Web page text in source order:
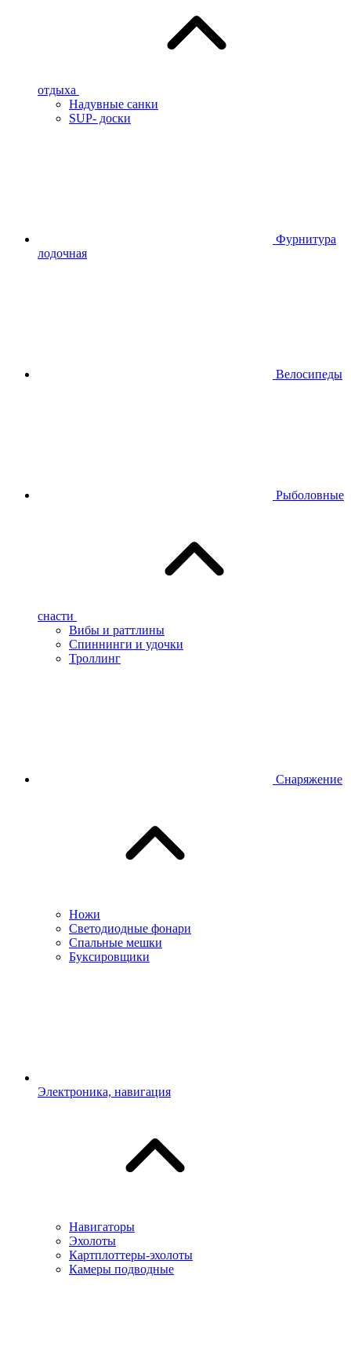
отдыха
Надувные санки
SUP- доски
Фурнитура
лодочная
Велосипеды
Рыболовные
снасти
Вибы и раттлины
Спиннинги и удочки
Троллинг
Снаряжение
Ножи
Светодиодные фонари
Спальные мешки
Буксировщики
Электроника, навигация
Навигаторы
Эхолоты
Картплоттеры-эхолоты
Камеры подводные